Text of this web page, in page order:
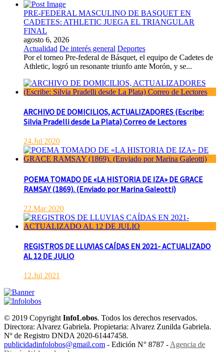
PRE-FEDERAL MASCULINO DE BASQUET EN
CADETES: ATHLETIC JUEGA EL TRIANGULAR
FINAL
agosto 6, 2026
Actualidad De interés general Deportes
Por el torneo Pre-federal de Básquet, el equipo de Cadetes de
Athletic, logró un resonante triunfo ante Morón, y se...
ARCHIVO DE DOMICILIOS, ACTUALIZADORES (Escribe:
Silvia Pradelli desde La Plata) Correo de Lectores
24.Jul 2020
POEMA TOMADO DE «LA HISTORIA DE IZA» DE GRACE
RAMSAY (1869). (Enviado por Marina Galeotti)
22.Mar 2020
REGISTROS DE LLUVIAS CAÍDAS EN 2021- ACTUALIZADO
AL 12 DE JULIO
12.Jul 2021
© 2019 CopyrightInfoLobos. Todos los derechos reservados.
Directora: Alvarez Gabriela. Propietaria: Alvarez Zunilda Gabriela.
Nº de Registro DNDA 2020-61447458.
publicidadinfolobos@gmail.com - Edición N° 8787 -Agencia de